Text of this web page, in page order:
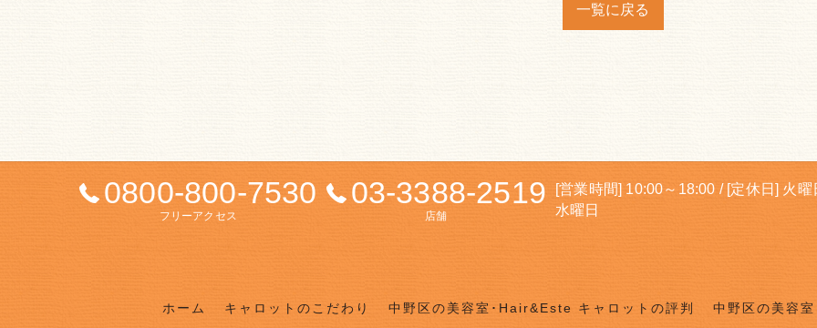
一覧に戻る
0800-800-7530
フリーアクセス
03-3388-2519
店舗
[営業時間] 10:00～18:00 / [定休日] 火曜
水曜日
ホーム キャロットのこだわり 中野区の美容室･Hair&Este キャロットの評判 中野区の美容